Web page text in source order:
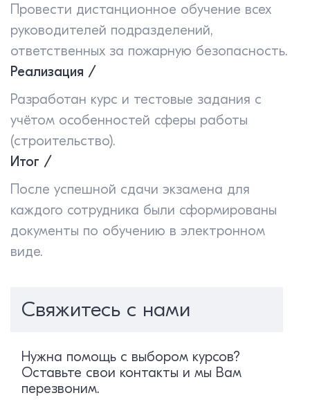
Провести дистанционное обучение всех
руководителей подразделений,
ответственных за пожарную безопасность.
Реализация /
Разработан курс и тестовые задания с
учётом особенностей сферы работы
(строительство).
Итог /
После успешной сдачи экзамена для
каждого сотрудника были сформированы
документы по обучению в электронном
виде.
Свяжитесь с нами
Нужна помощь с выбором курсов?
Оставьте свои контакты и мы Вам
перезвоним.